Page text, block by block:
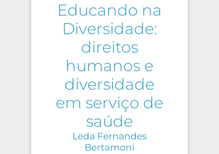
Educando na
Diversidade:
direitos
humanos e
diversidade
em serviço de
saúde
Leda Fernandes
Bertamoni